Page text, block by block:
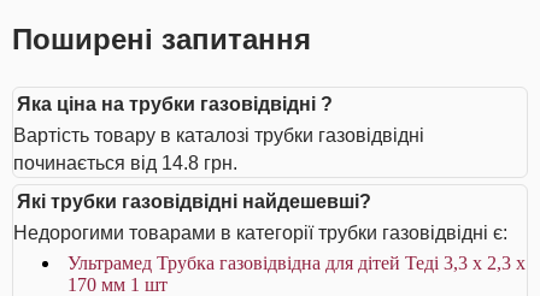
Поширені запитання
Яка ціна на трубки газовідвідні ?
Вартість товару в каталозі трубки газовідвідні
починається від 14.8 грн.
Які трубки газовідвідні найдешевші?
Недорогими товарами в категорії трубки газовідвідні є:
Ультрамед Трубка газовідвідна для дітей Теді 3,3 х 2,3 х
170 мм 1 шт